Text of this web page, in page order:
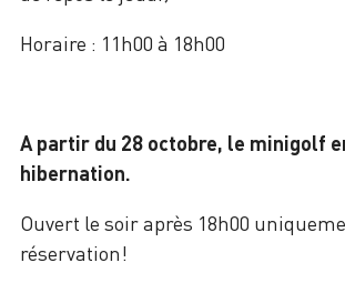
Horaire : 11h00 à 18h00
A partir du 28 octobre, le minigolf
hibernation.
Ouvert le soir après 18h00
réservation!